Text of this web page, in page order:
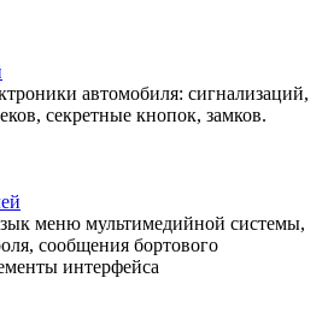
автомобиля: сигнализаций,
секретные кнопок, замков.
меню мультимедийной системы,
сообщения бортового
интерфейса